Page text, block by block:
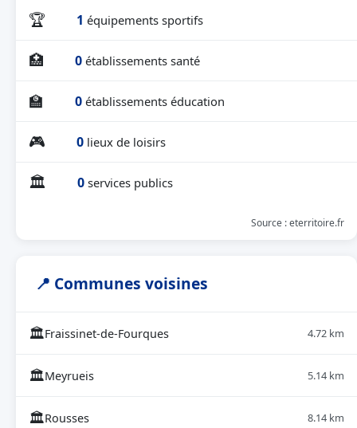
🏆 1 équipements sportifs
🏥 0 établissements santé
🏫 0 établissements éducation
🎮 0 lieux de loisirs
🏛 0 services publics
Source : eterritoire.fr
📍 Communes voisines
🏛Fraissinet-de-Fourques 4.72 km
🏛Meyrueis 5.14 km
🏛Rousses 8.14 km